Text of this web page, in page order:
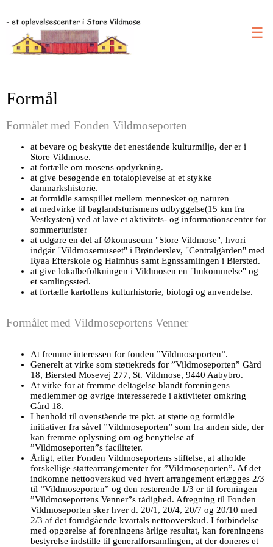
☰
Formål
Formålet med Fonden Vildmoseporten
at bevare og beskytte det enestående kulturmiljø, der er i
Store Vildmose.
at fortælle om mosens opdyrkning.
at give besøgende en totaloplevelse af et stykke
danmarkshistorie.
at formidle samspillet mellem mennesket og naturen
at medvirke til baglandsturismens udbyggelse(15 km fra
Vestkysten) ved at lave et aktivitets- og informationscenter for
sommerturister
at udgøre en del af Økomuseum "Store Vildmose", hvori
indgår "Vildmosemuseet" i Brønderslev, "Centralgården" med
Ryaa Efterskole og Halmhus samt Egnssamlingen i Biersted.
at give lokalbefolkningen i Vildmosen en "hukommelse" og
et samlingssted.
at fortælle kartoflens kulturhistorie, biologi og anvendelse.
Formålet med Vildmoseportens Venner
At fremme interessen for fonden ”Vildmoseporten”.
Generelt at virke som støttekreds for ”Vildmoseporten” Gård
18, Biersted Mosevej 277, St. Vildmose, 9440 Aabybro.
At virke for at fremme deltagelse blandt foreningens
medlemmer og øvrige interesserede i aktiviteter omkring
Gård 18.
I henhold til ovenstående tre pkt. at støtte og formidle
initiativer fra såvel ”Vildmoseporten” som fra anden side, der
kan fremme oplysning om og benyttelse af
”Vildmoseporten”s faciliteter.
Årligt, efter Fonden Vildmoseportens stiftelse, at afholde
forskellige støttearrangementer for ”Vildmoseporten”. Af det
indkomne nettooverskud ved hvert arrangement erlægges 2/3
til ”Vildmoseporten” og den resterende 1/3 er til foreningen
”Vildmoseportens Venner”s rådighed. Afregning til Fonden
Vildmoseporten sker hver d. 20/1, 20/4, 20/7 og 20/10 med
2/3 af det forudgående kvartals nettooverskud. I forbindelse
med opgørelse af foreningens årlige resultat, kan foreningens
bestyrelse indstille til generalforsamlingen, at der doneres et